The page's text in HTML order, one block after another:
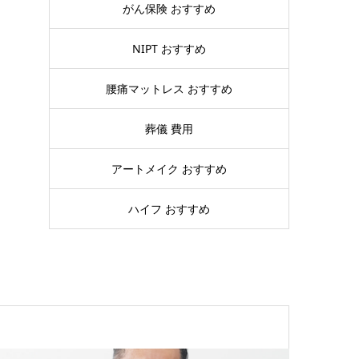
がん保険 おすすめ
NIPT おすすめ
腰痛マットレス おすすめ
葬儀 費用
アートメイク おすすめ
ハイフ おすすめ